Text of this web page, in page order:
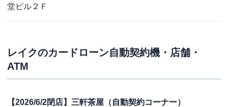
堂ビル２Ｆ
レイクのカードローン自動契約機・店舗・
ATM
【2026/6/2閉店】三軒茶屋（自動契約コーナー）